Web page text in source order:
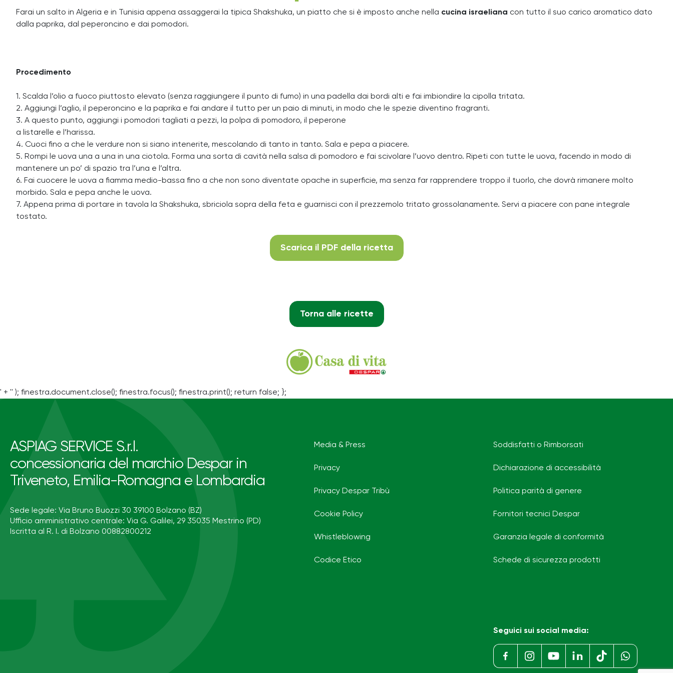
Farai un salto in Algeria e in Tunisia appena assaggerai la tipica Shakshuka, un piatto che si è imposto anche nella cucina israeliana con tutto il suo carico aromatico dato
dalla paprika, dal peperoncino e dai pomodori.
Procedimento
1. Scalda l’olio a fuoco piuttosto elevato (senza raggiungere il punto di fumo) in una padella dai bordi alti e fai imbiondire la cipolla tritata.
2. Aggiungi l’aglio, il peperoncino e la paprika e fai andare il tutto per un paio di minuti, in modo che le spezie diventino fragranti.
3. A questo punto, aggiungi i pomodori tagliati a pezzi, la polpa di pomodoro, il peperone
a listarelle e l’harissa.
4. Cuoci fino a che le verdure non si siano intenerite, mescolando di tanto in tanto. Sala e pepa a piacere.
5. Rompi le uova una a una in una ciotola. Forma una sorta di cavità nella salsa di pomodoro e fai scivolare l’uovo dentro. Ripeti con tutte le uova, facendo in modo di
mantenere un po’ di spazio tra l’una e l’altra.
6. Fai cuocere le uova a fiamma medio-bassa fino a che non sono diventate opache in superficie, ma senza far rapprendere troppo il tuorlo, che dovrà rimanere molto
morbido. Sala e pepa anche le uova.
7. Appena prima di portare in tavola la Shakshuka, sbriciola sopra della feta e guarnisci con il prezzemolo tritato grossolanamente. Servi a piacere con pane integrale
tostato.
Scarica il PDF della ricetta
Torna alle ricette
' + '' ); finestra.document.close(); finestra.focus(); finestra.print(); return false; };
ASPIAG SERVICE S.r.l.
concessionaria del marchio Despar in
Triveneto, Emilia-Romagna e Lombardia
Sede legale: Via Bruno Buozzi 30 39100 Bolzano (BZ)
Ufficio amministrativo centrale: Via G. Galilei, 29 35035 Mestrino (PD)
Iscritta al R. I. di Bolzano 00882800212
Media & Press
Privacy
Privacy Despar Tribù
Cookie Policy
Whistleblowing
Codice Etico
Soddisfatti o Rimborsati
Dichiarazione di accessibilità
Politica parità di genere
Fornitori tecnici Despar
Garanzia legale di conformità
Schede di sicurezza prodotti
Seguici sui social media: